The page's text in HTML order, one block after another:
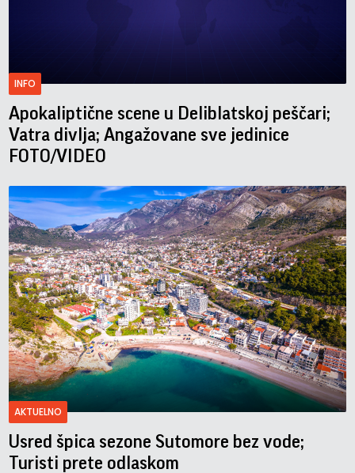
INFO
Apokaliptične scene u Deliblatskoj peščari;
Vatra divlja; Angažovane sve jedinice
FOTO/VIDEO
AKTUELNO
Usred špica sezone Sutomore bez vode;
Turisti prete odlaskom